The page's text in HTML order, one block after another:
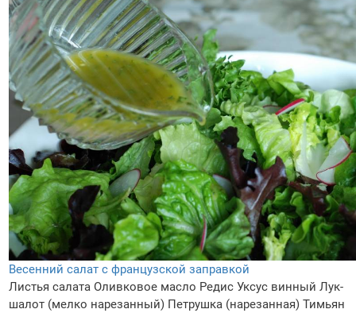
Весенний салат с французской заправкой
Листья салата Оливковое масло Редис Уксус винный Лук-
шалот (мелко нарезанный) Петрушка (нарезанная) Тимьян